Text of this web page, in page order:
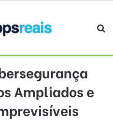
Ampliados e